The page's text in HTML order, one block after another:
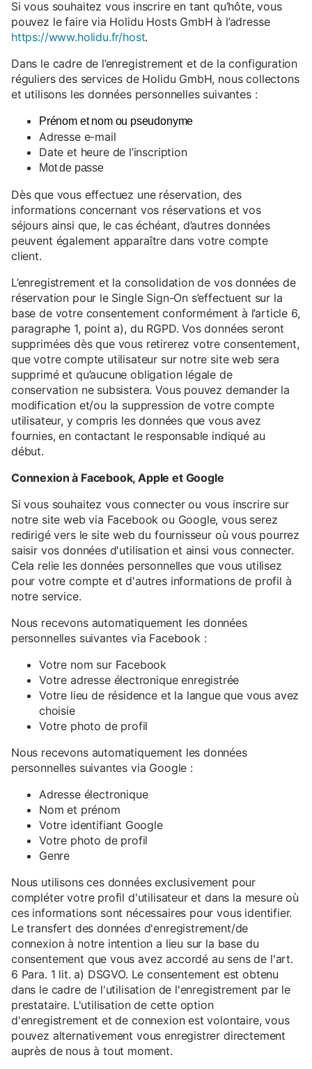
Si vous souhaitez vous inscrire en tant qu’hôte, vous
pouvez le faire via Holidu Hosts GmbH à l’adresse
https://www.holidu.fr/host.
Dans le cadre de l’enregistrement et de la configuration
réguliers des services de Holidu GmbH, nous collectons
et utilisons les données personnelles suivantes :
Prénom et nom ou pseudonyme
Adresse e-mail
Date et heure de l’inscription
Mot de passe
Dès que vous effectuez une réservation, des
informations concernant vos réservations et vos
séjours ainsi que, le cas échéant, d’autres données
peuvent également apparaître dans votre compte
client.
L’enregistrement et la consolidation de vos données de
réservation pour le Single Sign-On s’effectuent sur la
base de votre consentement conformément à l’article 6,
paragraphe 1, point a), du RGPD. Vos données seront
supprimées dès que vous retirerez votre consentement,
que votre compte utilisateur sur notre site web sera
supprimé et qu’aucune obligation légale de
conservation ne subsistera. Vous pouvez demander la
modification et/ou la suppression de votre compte
utilisateur, y compris les données que vous avez
fournies, en contactant le responsable indiqué au
début.
Connexion à Facebook, Apple et Google
Si vous souhaitez vous connecter ou vous inscrire sur
notre site web via Facebook ou Google, vous serez
redirigé vers le site web du fournisseur où vous pourrez
saisir vos données d'utilisation et ainsi vous connecter.
Cela relie les données personnelles que vous utilisez
pour votre compte et d'autres informations de profil à
notre service.
Nous recevons automatiquement les données
personnelles suivantes via Facebook :
Votre nom sur Facebook
Votre adresse électronique enregistrée
Votre lieu de résidence et la langue que vous avez
choisie
Votre photo de profil
Nous recevons automatiquement les données
personnelles suivantes via Google :
Adresse électronique
Nom et prénom
Votre identifiant Google
Votre photo de profil
Genre
Nous utilisons ces données exclusivement pour
compléter votre profil d'utilisateur et dans la mesure où
ces informations sont nécessaires pour vous identifier.
Le transfert des données d'enregistrement/de
connexion à notre intention a lieu sur la base du
consentement que vous avez accordé au sens de l'art.
6 Para. 1 lit. a) DSGVO. Le consentement est obtenu
dans le cadre de l'utilisation de l'enregistrement par le
prestataire. L'utilisation de cette option
d'enregistrement et de connexion est volontaire, vous
pouvez alternativement vous enregistrer directement
auprès de nous à tout moment.